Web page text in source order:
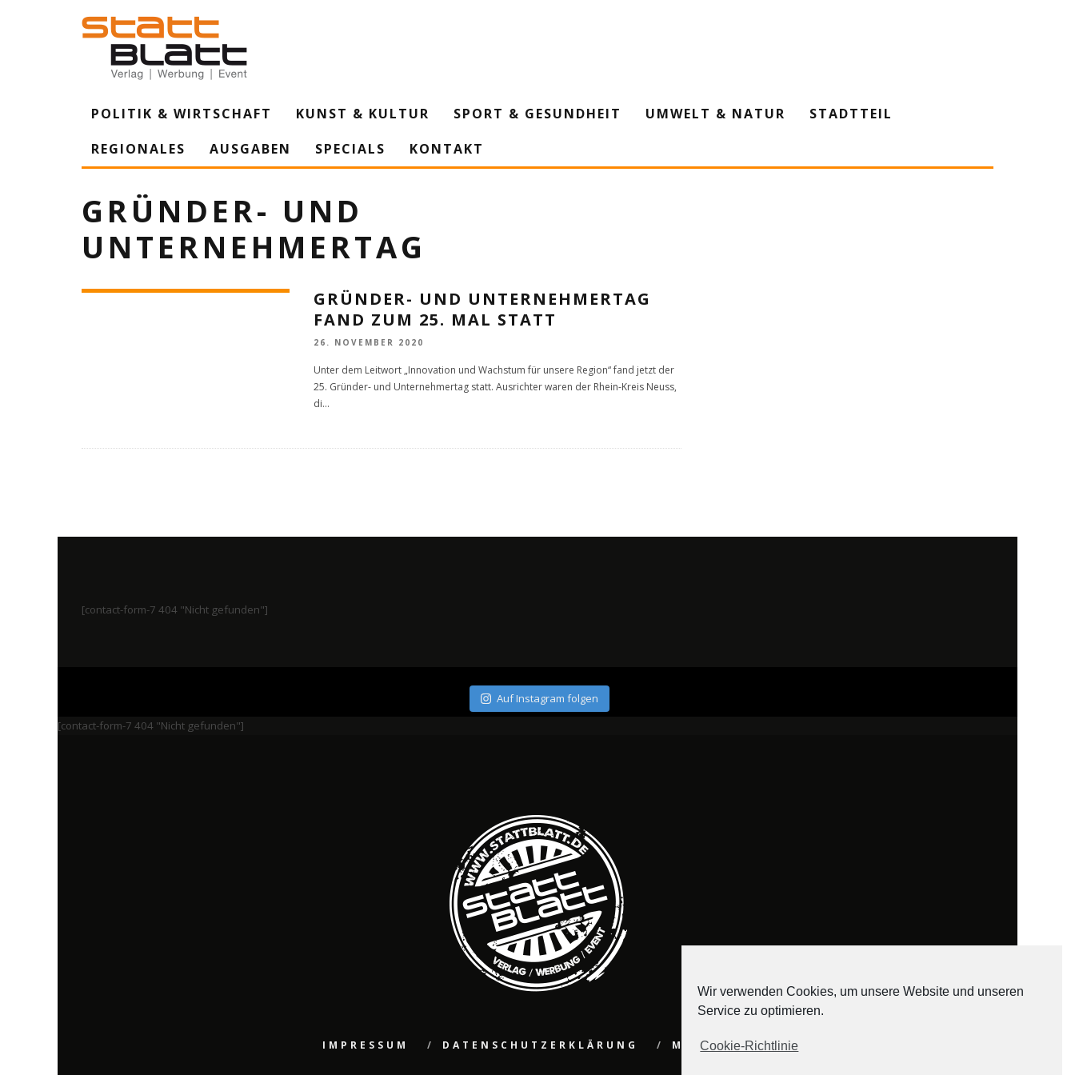
POLITIK & WIRTSCHAFT KUNST & KULTUR SPORT & GESUNDHEIT UMWELT & NATUR
STADTTEIL
REGIONALES
AUSGABEN SPECIALS KONTAKT
GRÜNDER- UND
UNTERNEHMERTAG
GRÜNDER- UND UNTERNEHMERTAG
FAND ZUM 25. MAL STATT
26. NOVEMBER 2020
Unter dem Leitwort „Innovation und Wachstum für unsere Region“ fand jetzt der
25. Gründer- und Unternehmertag statt. Ausrichter waren der Rhein-Kreis Neuss,
di...
[contact-form-7 404 "Nicht gefunden"]
Auf Instagram folgen
[contact-form-7 404 "Nicht gefunden"]
IMPRESSUM DATENSCHUTZERKLÄRUNG MEDIADATEN
Wir verwenden Cookies, um unsere Website und unseren
Service zu optimieren.
Cookie-Richtlinie